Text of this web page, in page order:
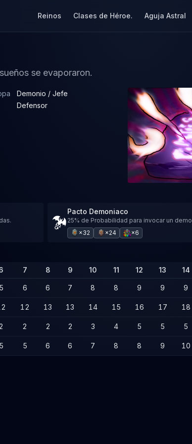
Reinos Clases de Héroe. Aguja Astral
se evaporaron.
Demonio / Jefe
Defensor
Pacto Demoniaco
25% de Probabilidad para invocar un
×32
×24 ×6
7 8 9 10 11 12 13 14
5 6 6 7 8 8 9 9 9
12 13 13 14 15 16 17 18
2 2 2 3 4 5 5 5
5 5 6 6 7 8 8 9 10